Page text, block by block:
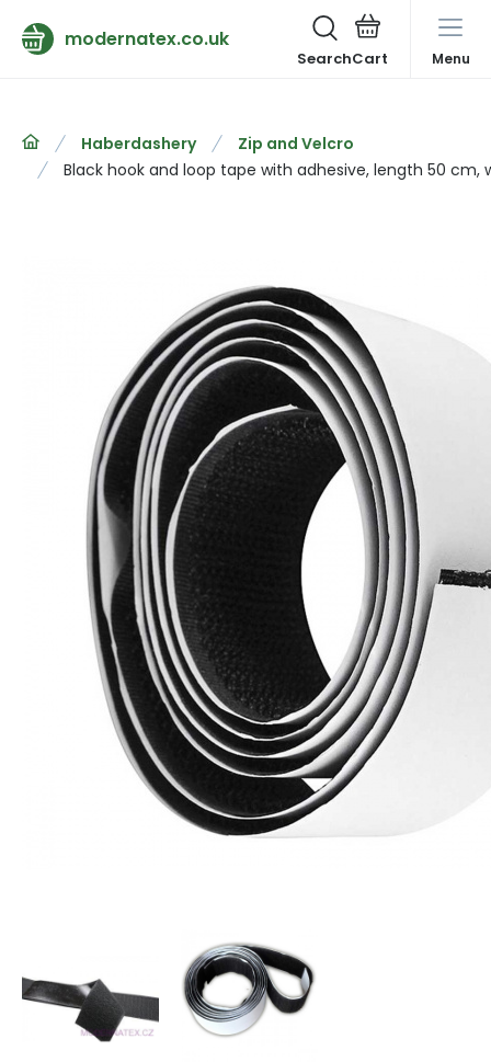
modernatex.co.uk
Search Menu
Haberdashery
Zip and Velcro
Black hook and loop tape with adhesive, length 50 cm,